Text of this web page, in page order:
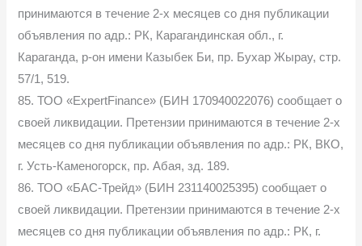
принимаются в течение 2-х месяцев со дня публикации
объявления по адр.: РК, Карагандинская обл., г.
Караганда, р-он имени Казыбек Би, пр. Бухар Жырау, стр.
57/1, 519.
85. ТОО «ExpertFinance» (БИН 170940022076) сообщает о
своей ликвидации. Претензии принимаются в течение 2-х
месяцев со дня публикации объявления по адр.: РК, ВКО,
г. Усть-Каменогорск, пр. Абая, зд. 189.
86. ТОО «БАС-Трейд» (БИН 231140025395) сообщает о
своей ликвидации. Претензии принимаются в течение 2-х
месяцев со дня публикации объявления по адр.: РК, г.